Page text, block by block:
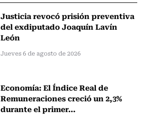
Justicia revocó prisión preventiva
del exdiputado Joaquín Lavín
León
Jueves 6 de agosto de 2026
Economía: El Índice Real de
Remuneraciones creció un 2,3%
durante el primer...